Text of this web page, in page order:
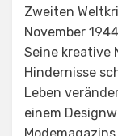
Zweiten
November
Seine kreative
Hindernisse
Leben
einem